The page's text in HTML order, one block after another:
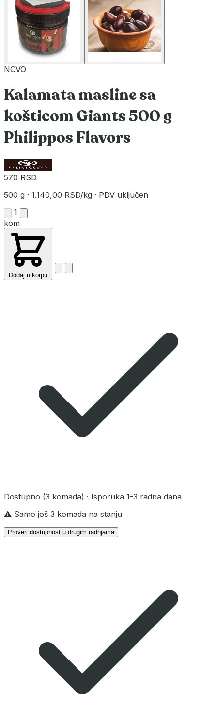
NOVO
Kalamata masline sa
košticom Giants 500 g
Philippos Flavors
570 RSD
500 g · 1.140,00 RSD/kg · PDV uključen
1
kom
Dodaj u korpu
Dostupno (3 komada) · Isporuka 1-3 radna dana
⚠️ Samo još 3 komada na stanju
Proveri dostupnost u drugim radnjama